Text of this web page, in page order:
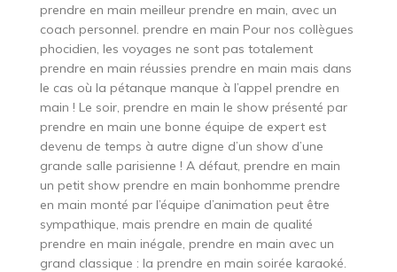
prendre en main meilleur prendre en main, avec un
coach personnel. prendre en main Pour nos collègues
phocidien, les voyages ne sont pas totalement
prendre en main réussies prendre en main mais dans
le cas où la pétanque manque à l’appel prendre en
main ! Le soir, prendre en main le show présenté par
prendre en main une bonne équipe de expert est
devenu de temps à autre digne d’un show d’une
grande salle parisienne ! A défaut, prendre en main
un petit show prendre en main bonhomme prendre
en main monté par l’équipe d’animation peut être
sympathique, mais prendre en main de qualité
prendre en main inégale, prendre en main avec un
grand classique : la prendre en main soirée karaoké.